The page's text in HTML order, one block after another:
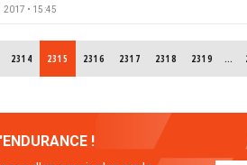
2017 • 15:45
PAGE
2314 PAGE COURANTE
2315 PAGE
2316 PAGE
2317 PAGE
2318 PAGE
2319 …
!